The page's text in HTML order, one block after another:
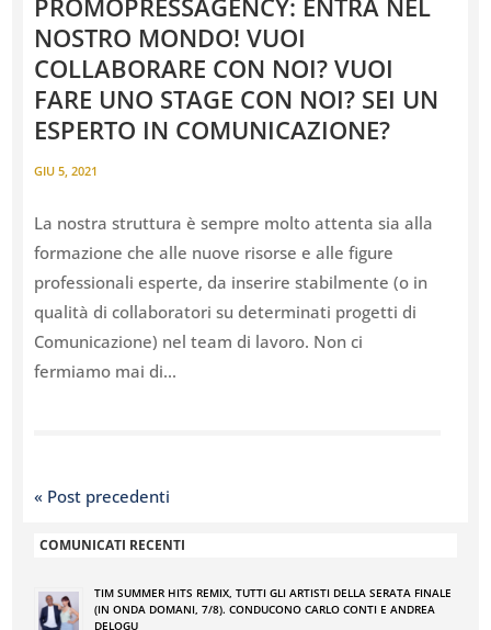
NOSTRO MONDO! VUOI
COLLABORARE CON NOI? VUOI
FARE UNO STAGE CON NOI? SEI UN
ESPERTO IN COMUNICAZIONE?
GIU 5, 2021
La nostra struttura è sempre molto attenta sia alla
formazione che alle nuove risorse e alle figure
professionali esperte, da inserire stabilmente (o in
qualità di collaboratori su determinati progetti di
Comunicazione) nel team di lavoro. Non ci
fermiamo mai di...
« Post precedenti
COMUNICATI RECENTI
TIM SUMMER HITS REMIX, TUTTI GLI ARTISTI DELLA SERATA FINALE
(IN ONDA DOMANI, 7/8). CONDUCONO CARLO CONTI E ANDREA
DELOGU